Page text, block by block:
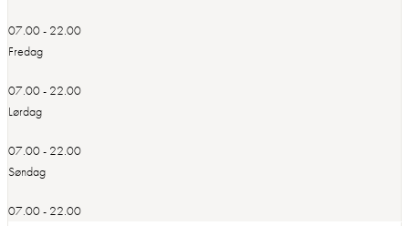
07.00 - 22.00
Fredag
07.00 - 22.00
Lørdag
07.00 - 22.00
Søndag
07.00 - 22.00